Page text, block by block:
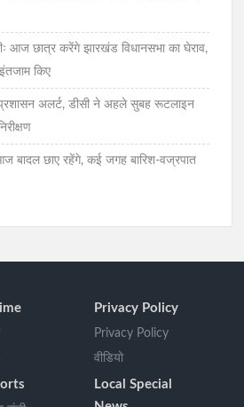
आज छात्र करेंगे झारखंड विधानसभा का घेराव,
किए
प्रशासन अलर्ट, डीसी ने अहले सुबह रूटलाइन
बादल छाए रहेंगे, कई जगह बारिश-वज्रपात
Privacy Policy
Privacy Policy
वीडियो
Local Special